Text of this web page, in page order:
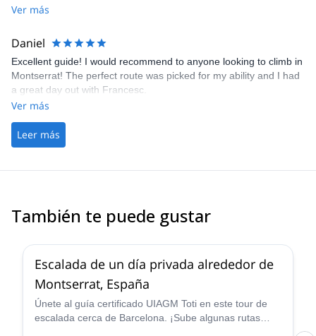
from rain.
Ver más
Daniel
Excellent guide! I would recommend to anyone looking to climb in
Montserrat! The perfect route was picked for my ability and I had
a great day out with Francesc.
Ver más
Leer más
También te puede gustar
Escalada de un día privada alrededor de
Montserrat, España
Únete al guía certificado UIAGM Toti en este tour de
escalada cerca de Barcelona. ¡Sube algunas rutas